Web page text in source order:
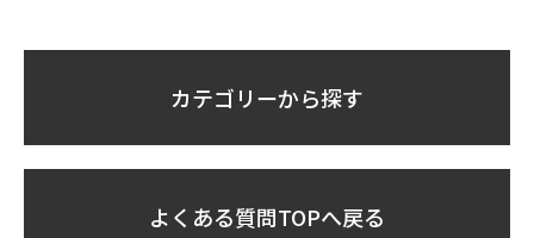
カテゴリーから探す
よくある質問TOPへ戻る